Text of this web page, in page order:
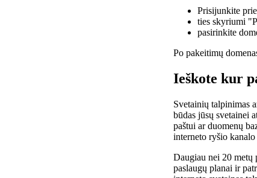
Prisijunkite
ties skyriumi
pasirinkite
Po pakeitimų
Ieškote kur
Svetainių talpinimas
būdas jūsų svetainei
paštui ar duomenų
interneto ryšio
Daugiau nei 20 metų
paslaugų planai ir